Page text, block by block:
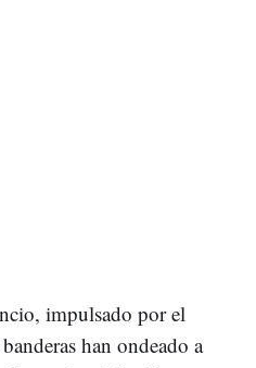
impulsado por el
han ondeado a